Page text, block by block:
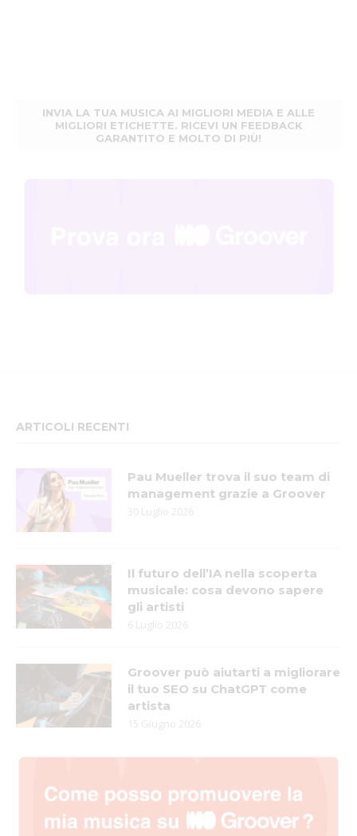
INVIA LA TUA MUSICA AI MIGLIORI MEDIA E ALLE
MIGLIORI ETICHETTE. RICEVI UN FEEDBACK
GARANTITO E MOLTO DI PIÙ!
ARTICOLI RECENTI
Pau Mueller trova il suo team di
management grazie a Groover
30 Luglio 2026
Il futuro dell’IA nella scoperta
musicale: cosa devono sapere
gli artisti
6 Luglio 2026
Groover può aiutarti a migliorare
il tuo SEO su ChatGPT come
artista
15 Giugno 2026